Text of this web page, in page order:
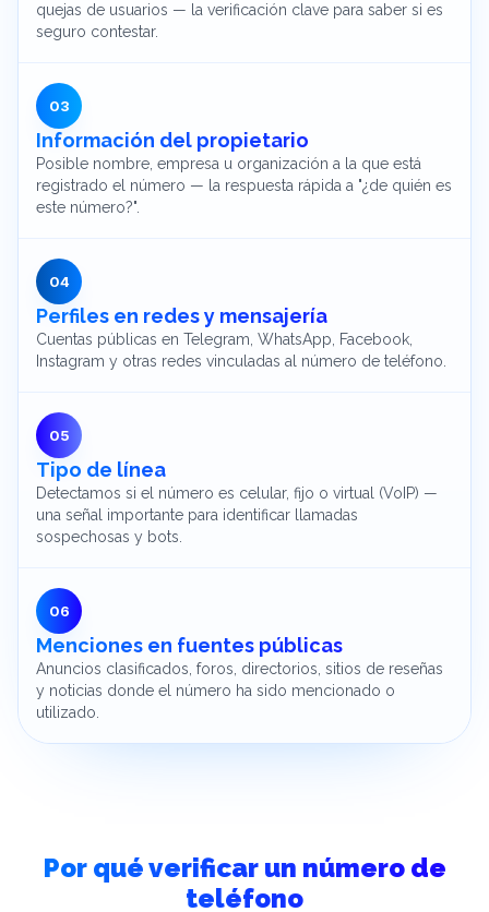
quejas de usuarios — la verificación clave para saber si es
seguro contestar.
03
Información del propietario
Posible nombre, empresa u organización a la que está
registrado el número — la respuesta rápida a "¿de quién es
este número?".
04
Perfiles en redes y mensajería
Cuentas públicas en Telegram, WhatsApp, Facebook,
Instagram y otras redes vinculadas al número de teléfono.
05
Tipo de línea
Detectamos si el número es celular, fijo o virtual (VoIP) —
una señal importante para identificar llamadas
sospechosas y bots.
06
Menciones en fuentes públicas
Anuncios clasificados, foros, directorios, sitios de reseñas
y noticias donde el número ha sido mencionado o
utilizado.
Por qué verificar un número de
teléfono